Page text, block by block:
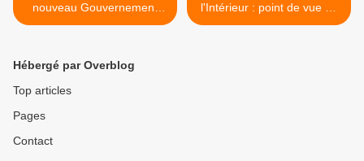
nouveau Gouvernement
Philippe
l'Intérieur : point de vue du
Président du SDPM >
Hébergé par Overblog
Top articles
Pages
Contact